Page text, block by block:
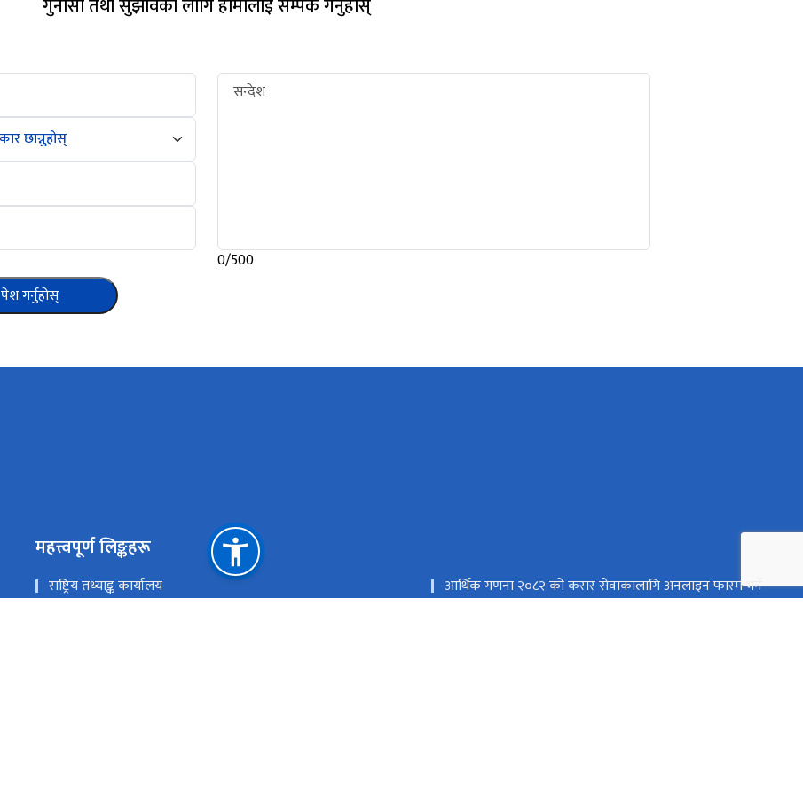
गुनासो तथा सुझावको लागि हामीलाई सम्पर्क गर्नुहोस्
सन्देश
0/500
पेश गर्नुहोस्
महत्त्वपूर्ण लिङ्कहरू
राष्ट्रिय तथ्याङ्क कार्यालय
आर्थिक गणना २०८२ को करार सेवाकालागि अनलाइन फारम भर्ने